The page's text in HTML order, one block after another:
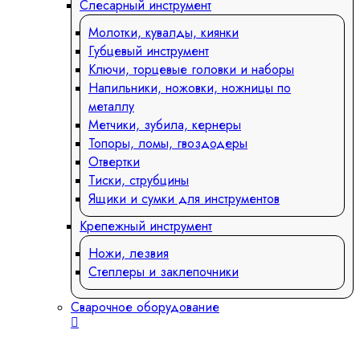
Слесарный инструмент
Молотки, кувалды, киянки
Губцевый инструмент
Ключи, торцевые головки и наборы
Напильники, ножовки, ножницы по
металлу
Метчики, зубила, кернеры
Топоры, ломы, гвоздодеры
Отвертки
Тиски, струбцины
Ящики и сумки для инструментов
Крепежный инструмент
Ножи, лезвия
Степлеры и заклепочники
Сварочное оборудование